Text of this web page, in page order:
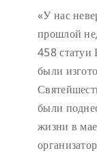
«У нас
прошлой
458 статуи
были
были
жизни в